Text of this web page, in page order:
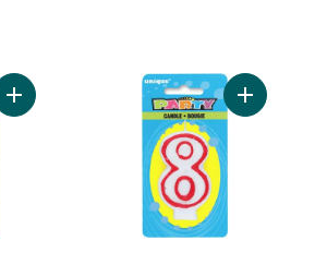
Ajouter Bougie d'anniversaire de luxe
Ajouter